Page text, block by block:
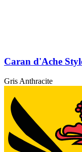
Caran d'Ache
Gris Anthracite